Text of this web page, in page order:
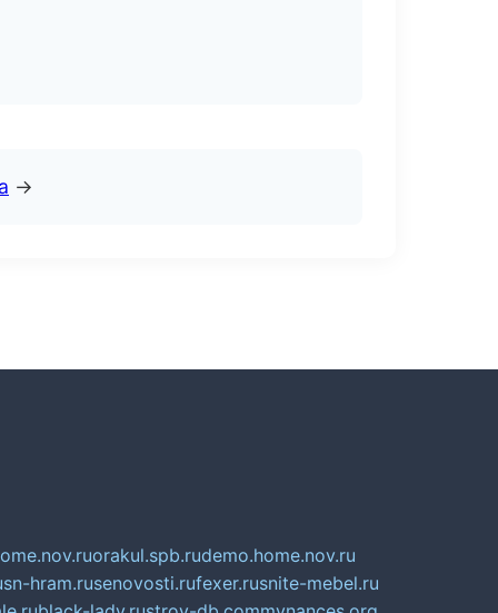
→
orakul.spb.rudemo.home.nov.ru
sn-hram.rusenovosti.rufexer.rusnite-mebel.ru